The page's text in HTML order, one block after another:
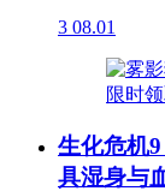
3 08.01
生化危机
具湿身与